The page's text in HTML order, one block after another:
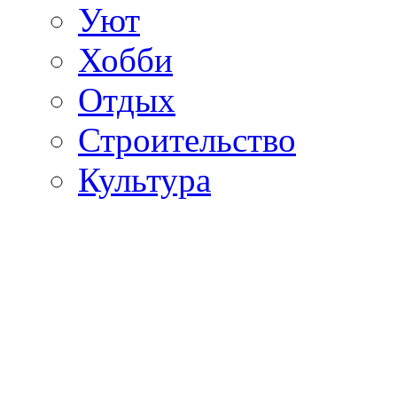
Уют
Хобби
Отдых
Строительство
Культура